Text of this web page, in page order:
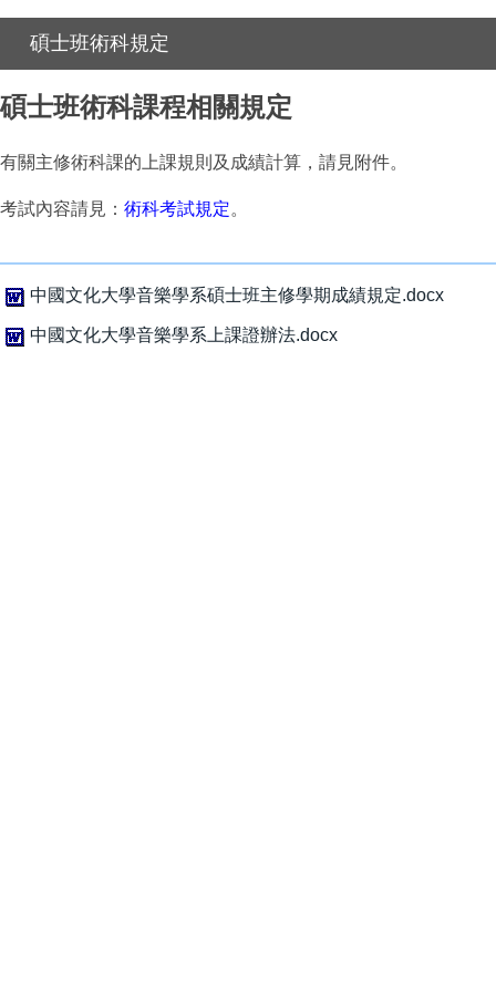
碩士班術科規定
碩士班術科課程相關規定
有關主修術科課的上課規則及成績計算，請見附件。
考試內容請見： 術科考試規定。
中國文化大學音樂學系碩士班主修學期成績規定.docx
中國文化大學音樂學系上課證辦法.docx